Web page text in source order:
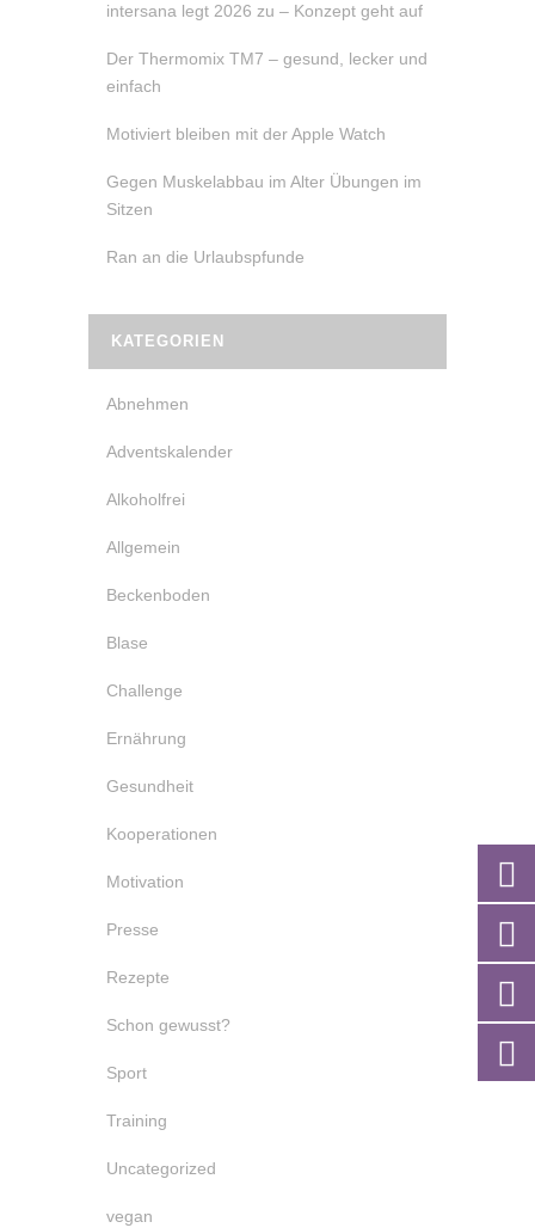
intersana legt 2026 zu – Konzept geht auf
Der Thermomix TM7 – gesund, lecker und
einfach
Motiviert bleiben mit der Apple Watch
Gegen Muskelabbau im Alter Übungen im
Sitzen
Ran an die Urlaubspfunde
KATEGORIEN
Abnehmen
Adventskalender
Alkoholfrei
Allgemein
Beckenboden
Blase
Challenge
Ernährung
Gesundheit
Kooperationen
Motivation
Presse
Rezepte
Schon gewusst?
Sport
Training
Uncategorized
vegan